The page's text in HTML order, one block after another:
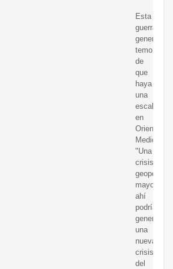
Esta
guerra
genera
temores
de
que
haya
una
escalada
en
Oriente
Medio.
"Una
crisis
geopolítica
mayor
ahí
podría
generar
una
nueva
crisis
del